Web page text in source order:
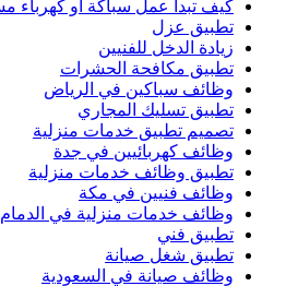
كيف تبدأ عمل سباكة أو كهرباء
تطبيق عزل
زيادة الدخل للفنيين
تطبيق مكافحة الحشرات
وظائف سباكين في الرياض
تطبيق تسليك المجاري
تصميم تطبيق خدمات منزلية
وظائف كهربائيين في جدة
تطبيق وظائف خدمات منزلية
وظائف فنيين في مكة
وظائف خدمات منزلية في الدمام
تطبيق فني
تطبيق شغل صيانة
وظائف صيانة في السعودية